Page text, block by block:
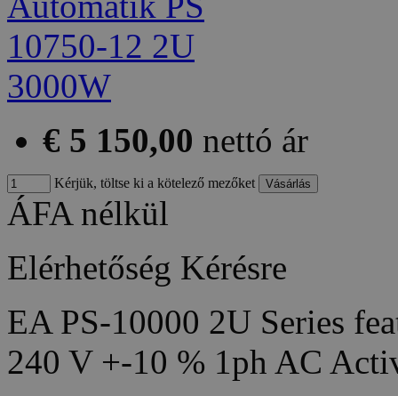
€ 5 150,00 nettó ár
Kérjük, töltse ki a kötelező mezőket
ÁFA nélkül
Elérhetőség Kérésre
EA PS-10000 2U Series
240 V +-10 % 1ph AC